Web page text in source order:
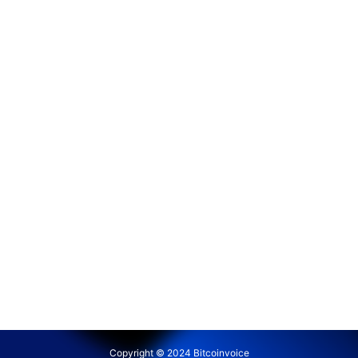
Copyright © 2024 Bitcoinvoice